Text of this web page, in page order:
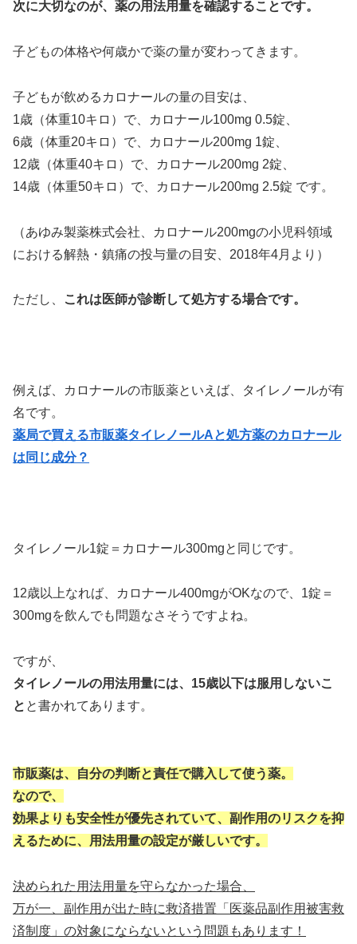
次に大切なのが、薬の用法用量を確認することです。
子どもの体格や何歳かで薬の量が変わってきます。
子どもが飲めるカロナールの量の目安は、
1歳（体重10キロ）で、カロナール100mg 0.5錠、
6歳（体重20キロ）で、カロナール200mg 1錠、
12歳（体重40キロ）で、カロナール200mg 2錠、
14歳（体重50キロ）で、カロナール200mg 2.5錠 です。
（あゆみ製薬株式会社、カロナール200mgの小児科領域
における解熱・鎮痛の投与量の目安、2018年4月より）
ただし、 これは医師が診断して処方する場合です。
例えば、カロナールの市販薬といえば、タイレノールが有
名です。
薬局で買える市販薬タイレノールAと処方薬のカロナール
は同じ成分？
タイレノール1錠＝カロナール300mgと同じです。
12歳以上なれば、カロナール400mgがOKなので、1錠＝
300mgを飲んでも問題なさそうですよね。
ですが、
タイレノールの用法用量には、15歳以下は服用しないこ
と と書かれてあります。
市販薬は、自分の判断と責任で購入して使う薬。
なので、
効果よりも安全性が優先されていて、副作用のリスクを抑
えるために、用法用量の設定が厳しいです。
決められた用法用量を守らなかった場合、
万が一、副作用が出た時に救済措置「医薬品副作用被害救
済制度」の対象にならないという問題もあります！